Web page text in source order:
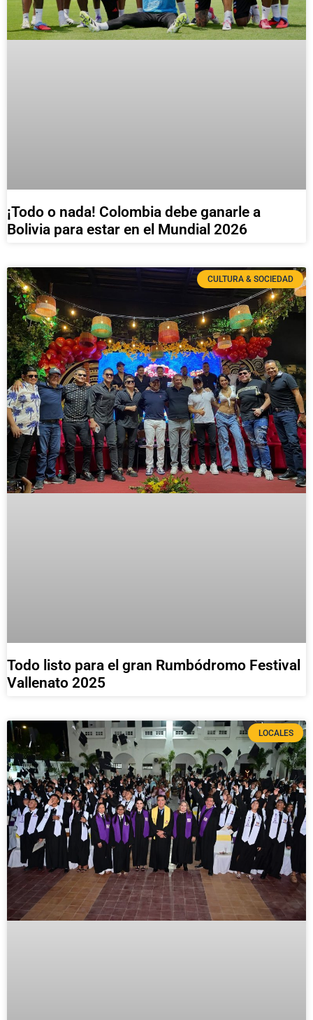
¡Todo o nada! Colombia debe ganarle a
Bolivia para estar en el Mundial 2026
CULTURA & SOCIEDAD
Todo listo para el gran Rumbódromo Festival
Vallenato 2025
LOCALES